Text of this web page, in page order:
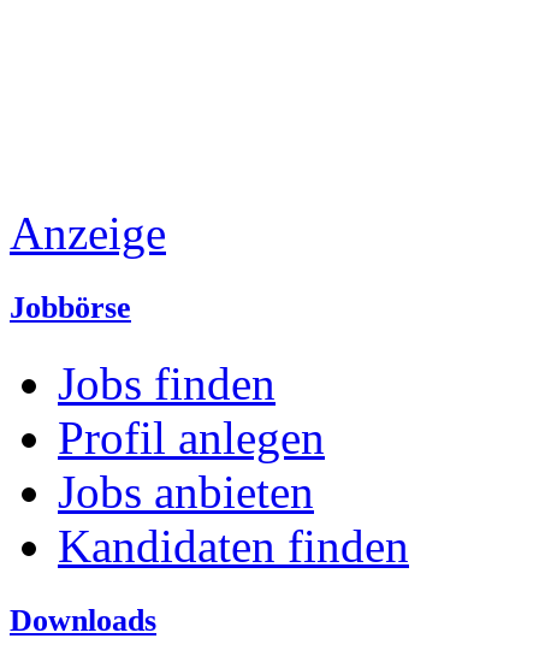
Anzeige
Jobbörse
Jobs finden
Profil anlegen
Jobs anbieten
Kandidaten finden
Downloads